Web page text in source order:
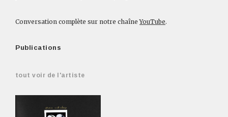
Conversation complète sur notre chaîneYouTube.
Publications
tout voir de l'artiste